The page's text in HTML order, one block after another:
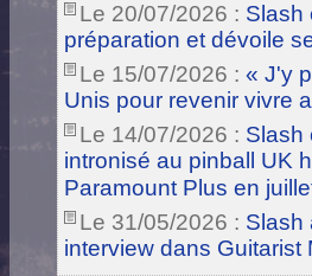
Le 20/07/2026 : Slash
préparation et dévoile
Le 15/07/2026 : « J'y
Unis pour revenir vivre
Le 14/07/2026 : Slash
intronisé au pinball UK
Paramount Plus en
Le 31/05/2026 : Slash
interview dans Guitarist